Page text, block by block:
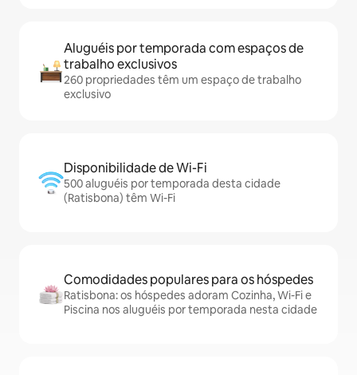
Aluguéis por temporada com espaços de
trabalho exclusivos
260 propriedades têm um espaço de trabalho
exclusivo
Disponibilidade de Wi-Fi
500 aluguéis por temporada desta cidade
(Ratisbona) têm Wi-Fi
Comodidades populares para os hóspedes
Ratisbona: os hóspedes adoram Cozinha, Wi-Fi e
Piscina nos aluguéis por temporada nesta cidade